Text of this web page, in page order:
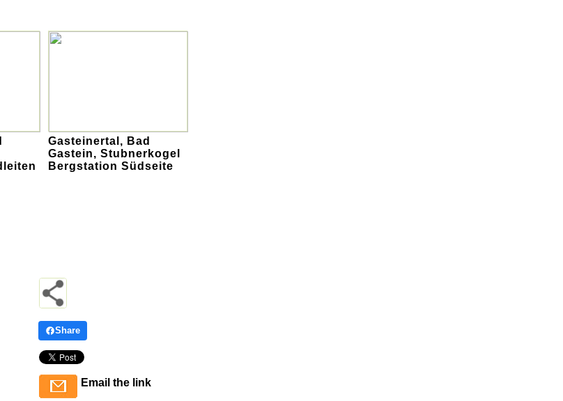
Gasteinertal, Bad
Gastein, Stubnerkogel
Bergstation Südseite
Share
Email the link